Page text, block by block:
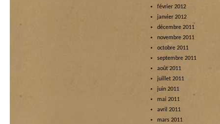
février 2012
janvier 2012
décembre 2011
novembre 2011
octobre 2011
septembre 2011
août 2011
juillet 2011
juin 2011
mai 2011
avril 2011
mars 2011